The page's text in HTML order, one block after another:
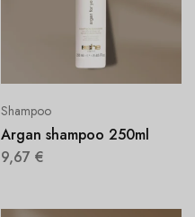
Shampoo
Argan shampoo 250ml
9,67 €